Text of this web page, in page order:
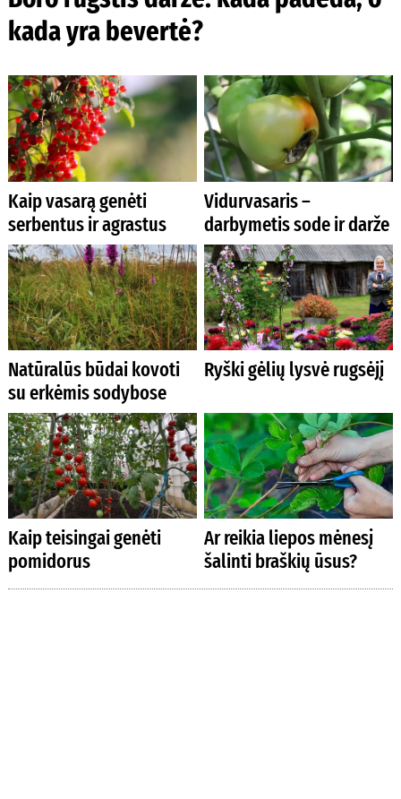
kada yra bevertė?
Kaip vasarą genėti
serbentus ir agrastus
Vidurvasaris –
darbymetis sode ir darže
Natūralūs būdai kovoti
su erkėmis sodybose
Ryški gėlių lysvė rugsėjį
Kaip teisingai genėti
pomidorus
Ar reikia liepos mėnesį
šalinti braškių ūsus?